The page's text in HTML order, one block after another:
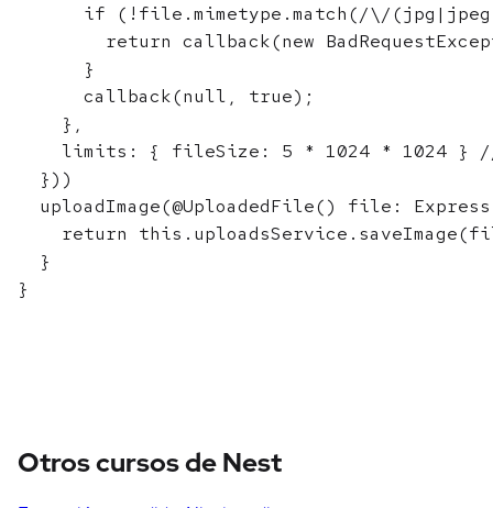
if (!file.mimetype.match(/\/
return callback(new
      }
      callback(null, true);
    },
limits: { fileSize: 5 * 1024 * 1024 }
  }))
uploadImage(@UploadedFile() file:
return
  }
Otros cursos de Nest